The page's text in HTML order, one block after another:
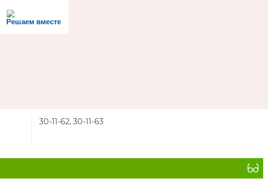
Решаем вместе
30-11-62, 30-11-63